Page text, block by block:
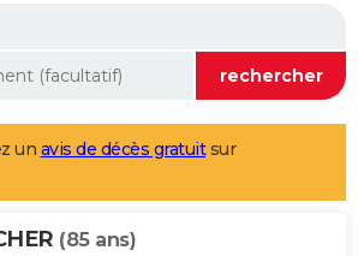
un avis de décès gratuitsur
(85 ans)